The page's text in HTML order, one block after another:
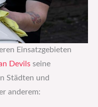
Einsatzgebieten
Devils seine
Städten und
anderem: